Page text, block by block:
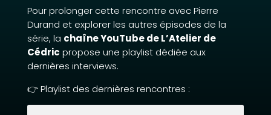
Pour prolonger cette rencontre avec Pierre
Durand et explorer les autres épisodes de la
série, la chaîne YouTube de L’Atelier de
Cédric propose une playlist dédiée aux
dernières interviews.
👉 Playlist des dernières rencontres :